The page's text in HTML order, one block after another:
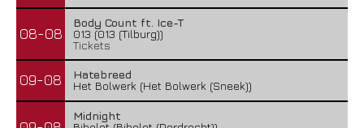
08-08
Body Count ft. Ice-T
013 (013 (Tilburg))
Tickets
09-08
Hatebreed
Het Bolwerk (Het Bolwerk (Sneek))
Midnight